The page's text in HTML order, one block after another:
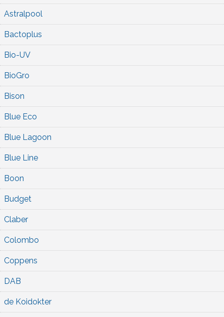
Astralpool
Bactoplus
Bio-UV
BioGro
Bison
Blue Eco
Blue Lagoon
Blue Line
Boon
Budget
Claber
Colombo
Coppens
DAB
de Koidokter